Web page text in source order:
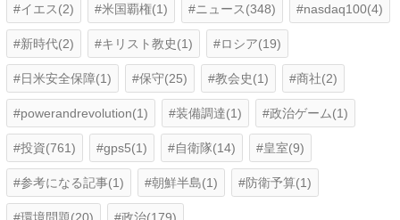
イエス(2) 米国覇権(1) ニュース(348) nasdaq100(4)
新時代(2) キリスト教史(1) ロシア(19)
日米安全保障(1) 保守(25) 教会史(1) 商社(2)
powerandrevolution(1) 装備調達(1) 政治ゲーム(1)
投資(761) gps5(1) 自衛隊(14) 皇室(9)
参考になる記事(1) 朝鮮半島(1) 防衛予算(1)